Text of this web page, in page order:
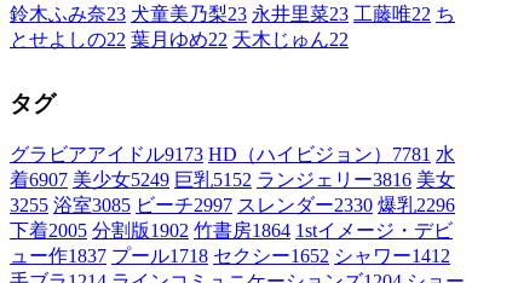
鈴木ふみ奈23 犬童美乃梨23 永井里菜23 工藤唯22 ち
とせよしの22 葉月ゆめ22 天木じゅん22
タグ
グラビアアイドル9173 HD（ハイビジョン） 7781 水
着6907 美少女5249 巨乳5152 ランジェリー3816 美女
3255 浴室3085 ビーチ2997 スレンダー2330 爆乳2296
下着2005 分割版1902 竹書房1864 1stイメージ・デビ
ュー作1837 プール1718 セクシー1652 シャワー1412